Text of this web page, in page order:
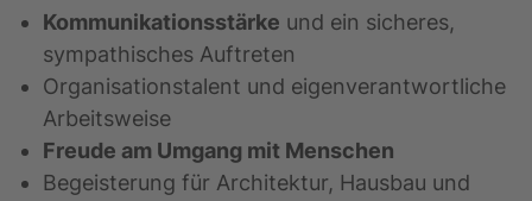
Kommunikationsstärke und ein sicheres,
sympathisches Auftreten
Organisationstalent und eigenverantwortliche
Arbeitsweise
Freude am Umgang mit Menschen
Begeisterung für Architektur, Hausbau und